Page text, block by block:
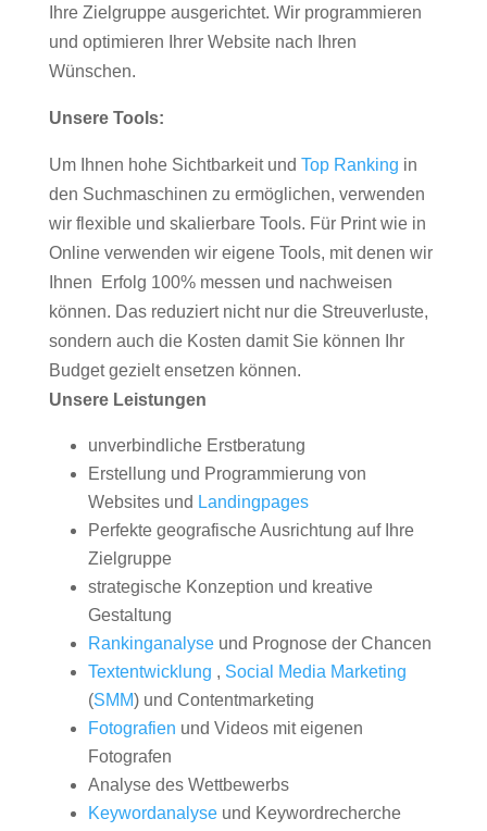
Ihre Zielgruppe ausgerichtet. Wir programmieren
und optimieren Ihrer Website nach Ihren
Wünschen.
Unsere Tools:
Um Ihnen hohe Sichtbarkeit und Top Ranking in
den Suchmaschinen zu ermöglichen, verwenden
wir flexible und skalierbare Tools. Für Print wie in
Online verwenden wir eigene Tools, mit denen wir
Ihnen Erfolg 100% messen und nachweisen
können. Das reduziert nicht nur die Streuverluste,
sondern auch die Kosten damit Sie können Ihr
Budget gezielt ensetzen können.
Unsere Leistungen
unverbindliche Erstberatung
Erstellung und Programmierung von
Websites und Landingpages
Perfekte geografische Ausrichtung auf Ihre
Zielgruppe
strategische Konzeption und kreative
Gestaltung
Rankinganalyseund Prognose der Chancen
Textentwicklung , Social Media Marketing
(SMM) und Contentmarketing
Fotografien und Videos mit eigenen
Fotografen
Analyse des Wettbewerbs
Keywordanalyseund Keywordrecherche